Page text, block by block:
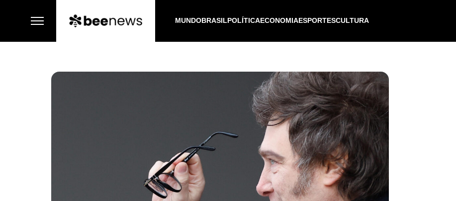
MUNDOBRASILPOLÍTICAECONOMIAESPORTESCULTURA